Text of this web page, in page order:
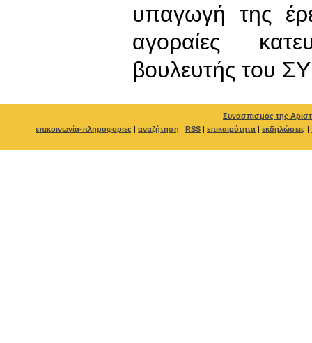
υπαγωγή της
αγοραίες
βουλευτής του
Συνασπισμός της
επικοινωνία-πληροφορίες | αναζήτηση | RSS | επικαιρότητα | εκδηλώσεις |